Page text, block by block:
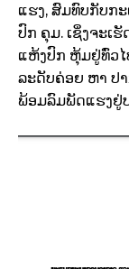
ແຮງ, ສົມທົບກັບກ
ປົກ ຄຸມ. ເຊິ່ງຈະເ
ແຫ້ງປົກ ຫຸ້ມຢູ່ທົ່ວໄ
ລະດັບຄ່ອຍ ຫາ ປ
ພ້ອມລົມພັດແຮງຢູ່